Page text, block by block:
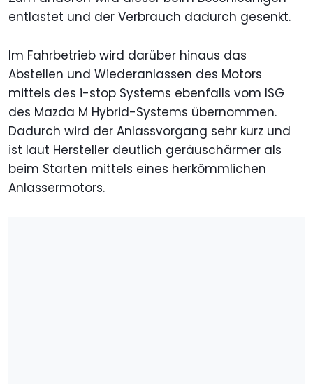
entlastet und der Verbrauch dadurch gesenkt.
Im Fahrbetrieb wird darüber hinaus das
Abstellen und Wiederanlassen des Motors
mittels des i-stop Systems ebenfalls vom ISG
des Mazda M Hybrid-Systems übernommen.
Dadurch wird der Anlassvorgang sehr kurz und
ist laut Hersteller deutlich geräuschärmer als
beim Starten mittels eines herkömmlichen
Anlassermotors.